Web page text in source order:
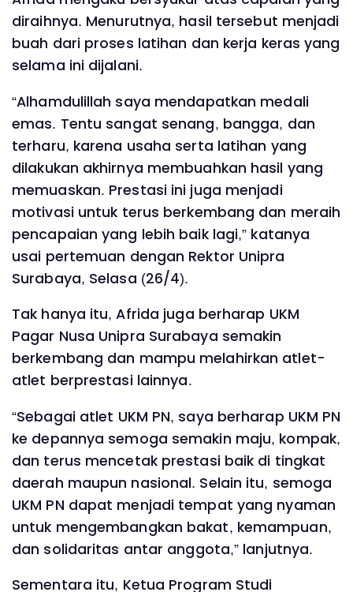
diraihnya. Menurutnya, hasil tersebut menjadi
buah dari proses latihan dan kerja keras yang
selama ini dijalani.
“Alhamdulillah saya mendapatkan medali
emas. Tentu sangat senang, bangga, dan
terharu, karena usaha serta latihan yang
dilakukan akhirnya membuahkan hasil yang
memuaskan. Prestasi ini juga menjadi
motivasi untuk terus berkembang dan meraih
pencapaian yang lebih baik lagi,” katanya
usai pertemuan dengan Rektor Unipra
Surabaya, Selasa (26/4).
Tak hanya itu, Afrida juga berharap UKM
Pagar Nusa Unipra Surabaya semakin
berkembang dan mampu melahirkan atlet-
atlet berprestasi lainnya.
“Sebagai atlet UKM PN, saya berharap UKM PN
ke depannya semoga semakin maju, kompak,
dan terus mencetak prestasi baik di tingkat
daerah maupun nasional. Selain itu, semoga
UKM PN dapat menjadi tempat yang nyaman
untuk mengembangkan bakat, kemampuan,
dan solidaritas antar anggota,” lanjutnya.
Sementara itu, Ketua Program Studi